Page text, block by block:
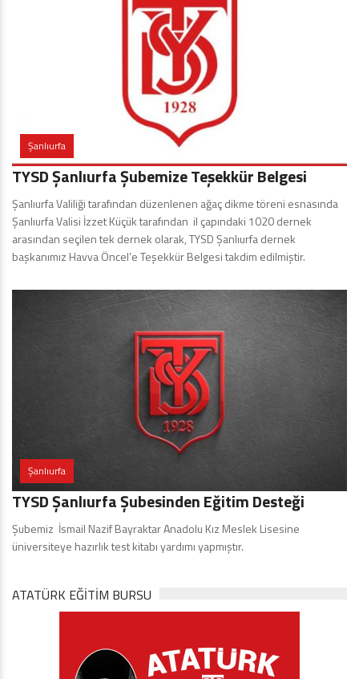
Şanlıurfa
TYSD Şanlıurfa Şubemize Teşekkür Belgesi
Şanlıurfa Valiliği tarafından düzenlenen ağaç dikme töreni esnasında
Şanlıurfa Valisi İzzet Küçük tarafından il çapındaki 1020 dernek
arasından seçilen tek dernek olarak, TYSD Şanlıurfa dernek
başkanımız Havva Öncel’e Teşekkür Belgesi takdim edilmiştir.
Şanlıurfa
TYSD Şanlıurfa Şubesinden Eğitim Desteği
Şubemiz İsmail Nazif Bayraktar Anadolu Kız Meslek Lisesine
üniversiteye hazırlık test kitabı yardımı yapmıştır.
ATATÜRK EĞITIM BURSU